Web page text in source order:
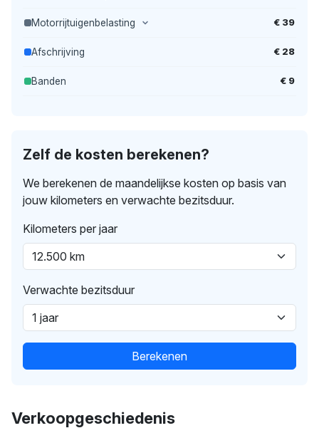
Motorrijtuigenbelasting € 39
Afschrijving € 28
Banden € 9
Zelf de kosten berekenen?
We berekenen de maandelijkse kosten op basis van
jouw kilometers en verwachte bezitsduur.
Kilometers per jaar
Verwachte bezitsduur
Berekenen
Verkoopgeschiedenis